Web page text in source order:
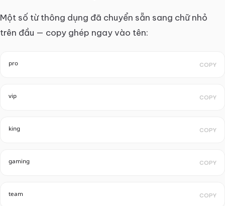
Một số từ thông dụng đã chuyển sẵn sang chữ nhỏ
trên đầu — copy ghép ngay vào tên:
ᵖʳᵒ COPY
ᵛⁱᵖ COPY
ᵏⁱⁿᵍ COPY
ᵍᵃᵐⁱⁿᵍ COPY
ᵗᵉᵃᵐ COPY